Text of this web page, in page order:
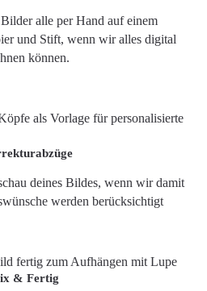
alle per Hand auf einem
und Stift, wenn wir alles digital
können.
deines Bildes, wenn wir damit
werden berücksichtigt
& Fertig